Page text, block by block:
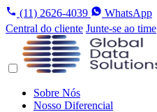
(11) 2626-4039
WhatsApp
Central do cliente Junte-se ao time
Sobre Nós
Nosso Diferencial